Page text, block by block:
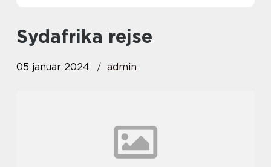
sydafrika rejse
05 januar 2024 admin